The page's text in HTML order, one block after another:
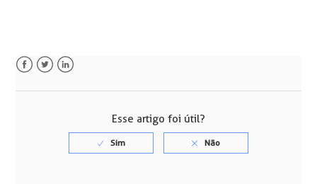
Esse artigo foi útil?